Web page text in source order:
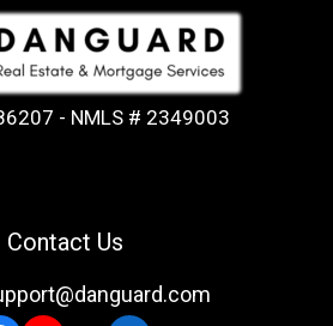
- NMLS # 2349003
Contact Us
YouTubeLinkedIn